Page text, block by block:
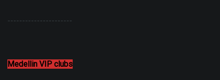
----------------------
Medellin VIP clubs